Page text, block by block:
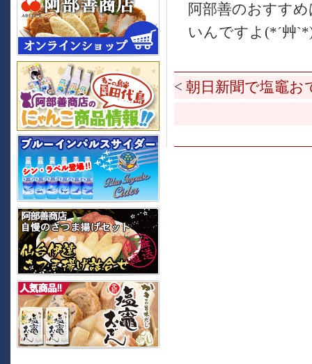
阿部善のおすす
いんですよ(*´艸
< 朝日新聞で塩竈お